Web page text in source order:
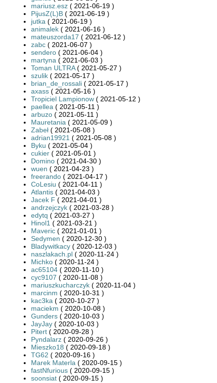
mariusz.esz ( 2021-06-19 )
PijusZ(L)B ( 2021-06-19 )
jutka ( 2021-06-19 )
animalek ( 2021-06-16 )
mateuszorda17 ( 2021-06-12 )
zabc ( 2021-06-07 )
sendero ( 2021-06-04 )
martyna ( 2021-06-03 )
Toman ULTRA( 2021-05-27 )
szulik ( 2021-05-17 )
brian_de_rossali ( 2021-05-17 )
axass ( 2021-05-16 )
Tropiciel Lampionow ( 2021-05-12 )
paellea ( 2021-05-11 )
arbuzo ( 2021-05-11 )
Mauretania ( 2021-05-09 )
Zabeł ( 2021-05-08 )
adrian19921 ( 2021-05-08 )
Byku ( 2021-05-04 )
cukier ( 2021-05-01 )
Domino ( 2021-04-30 )
wuen ( 2021-04-23 )
freerando ( 2021-04-17 )
CoLesiu ( 2021-04-11 )
Atlantis ( 2021-04-03 )
Jacek F ( 2021-04-01 )
andrzejczyk ( 2021-03-28 )
edytq ( 2021-03-27 )
Hinol1 ( 2021-03-21 )
Maveric ( 2021-01-01 )
Sedymen ( 2020-12-30 )
Bladywitkacy ( 2020-12-03 )
naszlakach.pl ( 2020-11-24 )
Michko ( 2020-11-24 )
ac65104 ( 2020-11-10 )
cyc9107 ( 2020-11-08 )
mariuszkucharczyk ( 2020-11-04 )
marcinm ( 2020-10-31 )
kac3ka ( 2020-10-27 )
maciekm ( 2020-10-08 )
Gunders ( 2020-10-03 )
JayJay ( 2020-10-03 )
Pitert ( 2020-09-28 )
Pyndalarz ( 2020-09-26 )
Mieszko18 ( 2020-09-18 )
TG62 ( 2020-09-16 )
Marek Materla ( 2020-09-15 )
fastNfurious ( 2020-09-15 )
soonsiat ( 2020-09-15 )